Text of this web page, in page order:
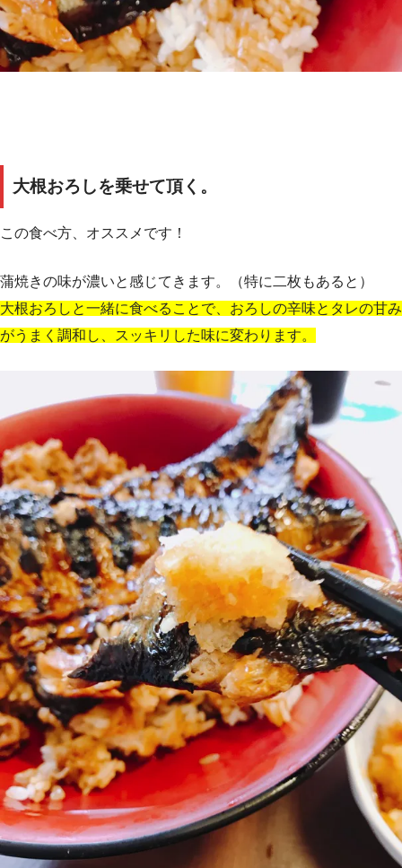
大根おろしを乗せて頂く。
この食べ方、オススメです！
蒲焼きの味が濃いと感じてきます。（特に二枚もあると）
大根おろしと一緒に食べることで、おろしの辛味とタレの甘み
がうまく調和し、スッキリした味に変わります。